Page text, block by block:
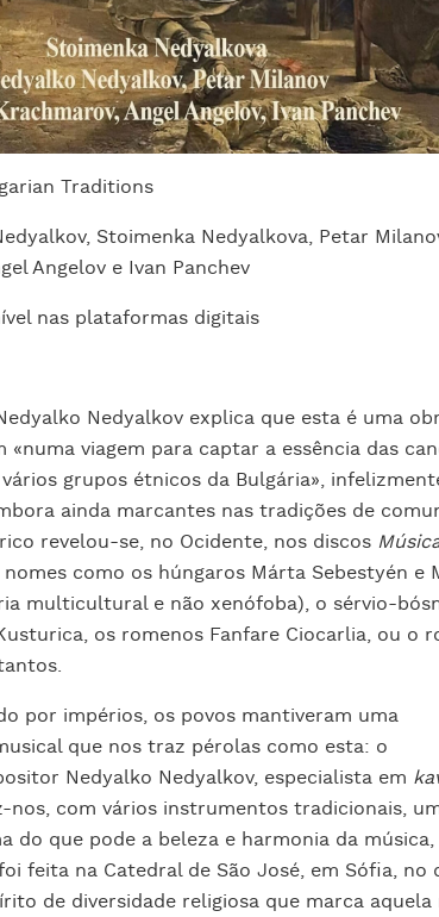
Traditions
Stoimenka Nedyalkova, Petar
Angelov e Ivan Panchev
nas plataformas digitais
Nedyalkov explica que esta é uma
«numa viagem para captar a essência das
grupos étnicos da Bulgária»,
ainda marcantes nas tradições de
revelou-se, no Ocidente, nos discos
como os húngaros Márta Sebestyén e
multicultural e não xenófoba), o sérvio-
os romenos Fanfare Ciocarlia, ou o
por impérios, os povos mantiveram uma
que nos traz pérolas como esta: o
Nedyalko Nedyalkov, especialista em
com vários instrumentos tradicionais,
do que pode a beleza e harmonia da
feita na Catedral de São José, em Sófia, no
de diversidade religiosa que marca aquela